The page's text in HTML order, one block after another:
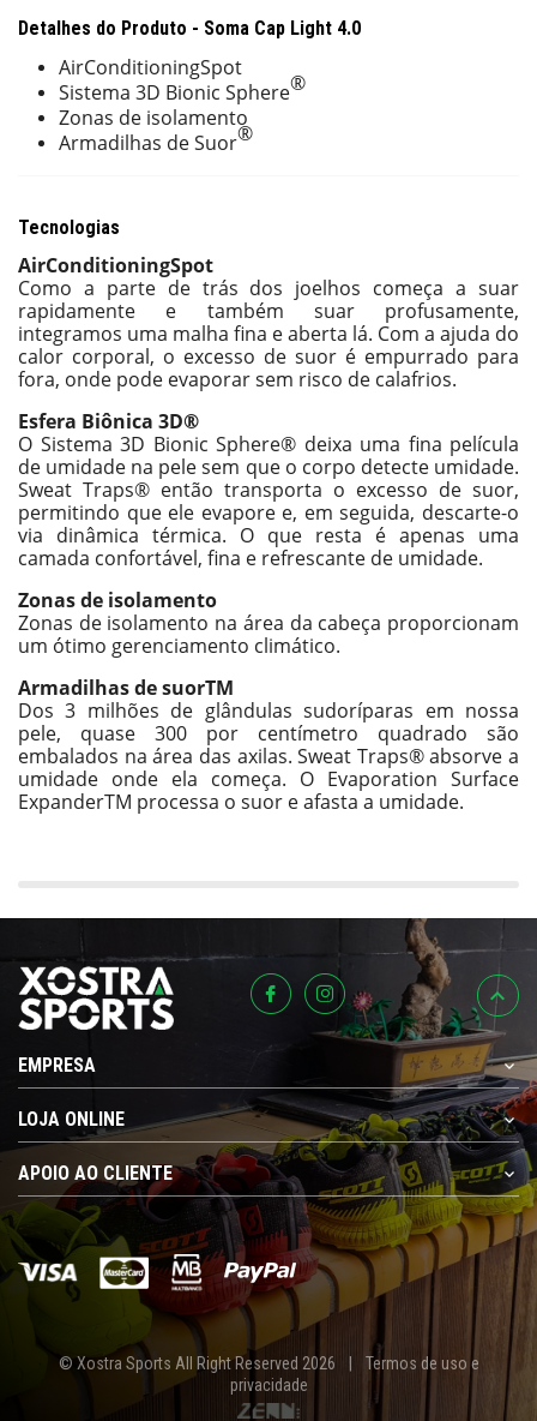
Detalhes do Produto - Soma Cap Light 4.0
AirConditioningSpot
Sistema 3D Bionic Sphere®
Zonas de isolamento
Armadilhas de Suor®
Tecnologias
AirConditioningSpot
Como a parte de trás dos joelhos começa a suar
rapidamente e também suar profusamente,
integramos uma malha fina e aberta lá. Com a ajuda do
calor corporal, o excesso de suor é empurrado para
fora, onde pode evaporar sem risco de calafrios.
Esfera Biônica 3D®
O Sistema 3D Bionic Sphere® deixa uma fina película
de umidade na pele sem que o corpo detecte umidade.
Sweat Traps® então transporta o excesso de suor,
permitindo que ele evapore e, em seguida, descarte-o
via dinâmica térmica. O que resta é apenas uma
camada confortável, fina e refrescante de umidade.
Zonas de isolamento
Zonas de isolamento na área da cabeça proporcionam
um ótimo gerenciamento climático.
Armadilhas de suorTM
Dos 3 milhões de glândulas sudoríparas em nossa
pele, quase 300 por centímetro quadrado são
embalados na área das axilas. Sweat Traps® absorve a
umidade onde ela começa. O Evaporation Surface
ExpanderTM processa o suor e afasta a umidade.
EMPRESA
LOJA ONLINE
APOIO AO CLIENTE
© Xostra Sports All Right Reserved 2026
Termos de uso e
privacidade